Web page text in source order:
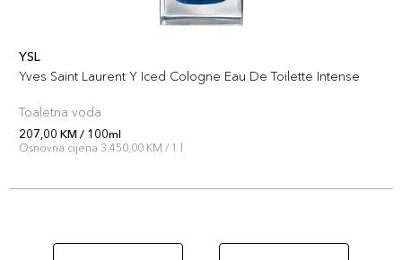
YSL
Yves Saint Laurent Y Iced Cologne Eau De Toilette Intense
Toaletna voda
207,00 KM / 100ml
Osnovna cijena 3.450,00 KM / 1 l